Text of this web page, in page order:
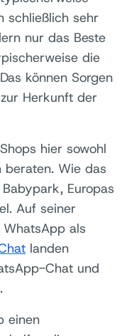
schließlich sehr
nur das Beste
die
können Sorgen
Herkunft der
hier sowohl
beraten. Wie das
Europas
Auf seiner
als
landen
Chat und
einen